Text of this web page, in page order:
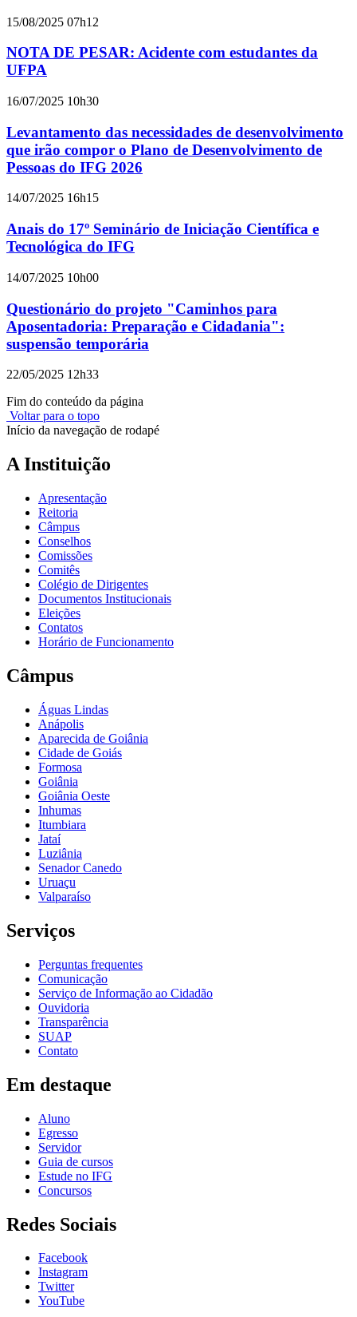
15/08/2025 07h12
NOTA DE PESAR: Acidente com estudantes da
UFPA
16/07/2025 10h30
Levantamento das necessidades de desenvolvimento
que irão compor o Plano de Desenvolvimento de
Pessoas do IFG 2026
14/07/2025 16h15
Anais do 17º Seminário de Iniciação Científica e
Tecnológica do IFG
14/07/2025 10h00
Questionário do projeto "Caminhos para
Aposentadoria: Preparação e Cidadania":
suspensão temporária
22/05/2025 12h33
Fim do conteúdo da página
Voltar para o topo
Início da navegação de rodapé
A Instituição
Apresentação
Reitoria
Câmpus
Conselhos
Comissões
Comitês
Colégio de Dirigentes
Documentos Institucionais
Eleições
Contatos
Horário de Funcionamento
Câmpus
Águas Lindas
Anápolis
Aparecida de Goiânia
Cidade de Goiás
Formosa
Goiânia
Goiânia Oeste
Inhumas
Itumbiara
Jataí
Luziânia
Senador Canedo
Uruaçu
Valparaíso
Serviços
Perguntas frequentes
Comunicação
Serviço de Informação ao Cidadão
Ouvidoria
Transparência
SUAP
Contato
Em destaque
Aluno
Egresso
Servidor
Guia de cursos
Estude no IFG
Concursos
Redes Sociais
Facebook
Instagram
Twitter
YouTube